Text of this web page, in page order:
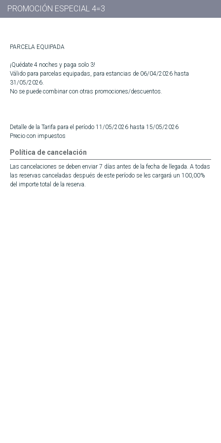
PROMOCIÓN ESPECIAL 4=3
PARCELA EQUIPADA
¡Quédate 4 noches y paga solo 3!
Válido para parcelas equipadas, para estancias de 06/04/2026 hasta
31/05/2026.
No se puede combinar con otras promociones/descuentos.
Detalle de la Tarifa para el período 11/05/2026 hasta 15/05/2026
Precio con impuestos
Política de cancelación
Las cancelaciones se deben enviar 7 días antes de la fecha de llegada. A todas
las reservas canceladas después de este período se les cargará un 100,00%
del importe total de la reserva.